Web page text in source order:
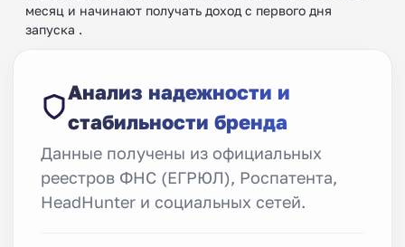
месяц и начинают получать доход с первого дня
запуска .
Анализ надежности и
стабильности бренда
Данные получены из официальных
реестров ФНС (ЕГРЮЛ), Роспатента,
HeadHunter и социальных сетей.